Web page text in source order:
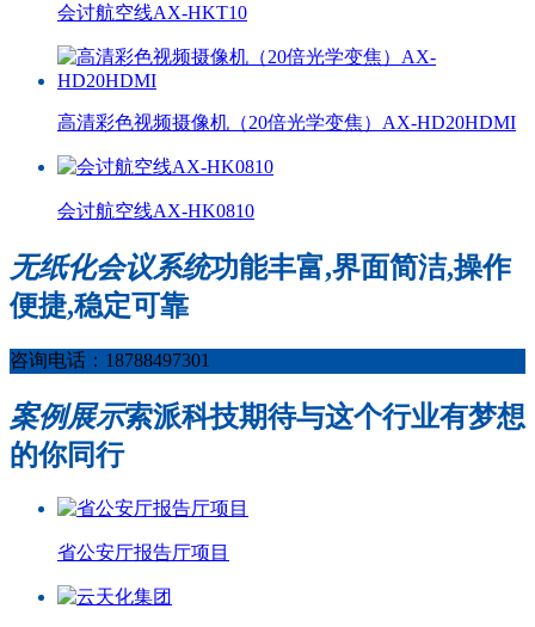
会讨航空线AX-HKT10
高清彩色视频摄像机（20倍光学变焦）AX-HD20HDMI
会讨航空线AX-HK0810
无纸化会议系统功能丰富,界面简洁,操作
便捷,稳定可靠
咨询电话：18788497301
案例展示索派科技期待与这个行业有梦想
的你同行
省公安厅报告厅项目